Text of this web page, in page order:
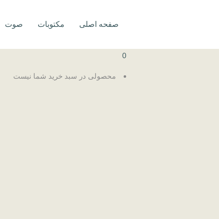
صفحه اصلی مکتوبات صوت
0
محصولی در سبد خرید شما نیست